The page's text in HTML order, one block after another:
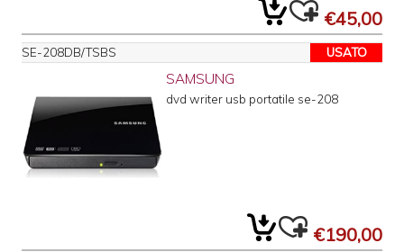
€45,00
SE-208DB/TSBS USATO
SAMSUNG
dvd writer usb portatile se-208
€190,00